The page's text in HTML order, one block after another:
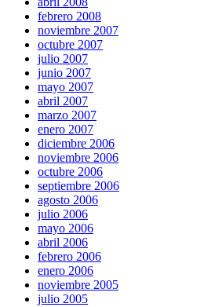
febrero 2008
noviembre 2007
octubre 2007
julio 2007
junio 2007
mayo 2007
abril 2007
marzo 2007
enero 2007
diciembre 2006
noviembre 2006
octubre 2006
septiembre 2006
agosto 2006
julio 2006
mayo 2006
abril 2006
febrero 2006
enero 2006
noviembre 2005
julio 2005